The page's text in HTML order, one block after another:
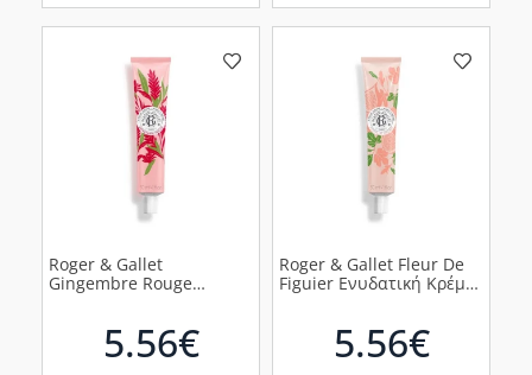
Roger & Gallet
Gingembre Rouge
5.56€
Roger & Gallet Fleur De
Figuier Ενυδατική Κρέμα
5.56€